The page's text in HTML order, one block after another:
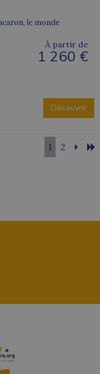
le monde
À partir de
1 260 €
Découvrir
1 2